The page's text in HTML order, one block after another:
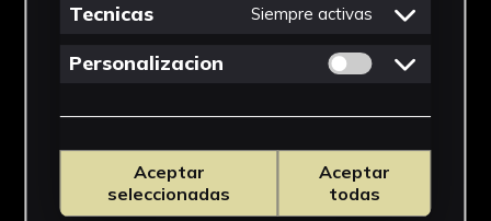
IMÁGENES
Tecnicas Siempre activas
Personalizacion Permitir cookies
Aceptar
seleccionadas
Aceptar
todas